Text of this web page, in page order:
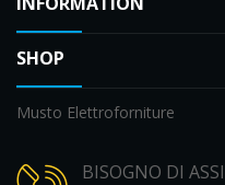
SHOP
Musto Elettroforniture
BISOGNO DI